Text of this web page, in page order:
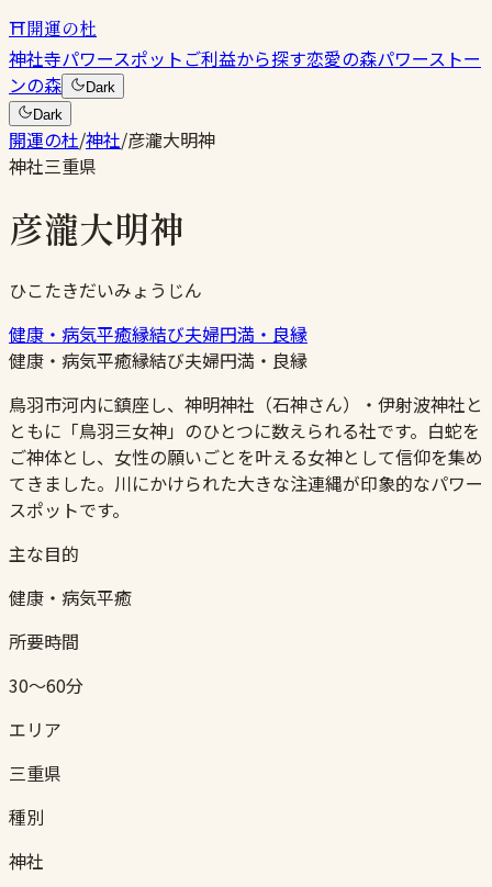
⛩開運の杜
神社寺パワースポットご利益から探す恋愛の森パワーストー
ンの森
Dark
Dark
開運の杜/神社/彦瀧大明神
神社三重県
彦瀧大明神
ひこたきだいみょうじん
健康・病気平癒縁結び夫婦円満・良縁
健康・病気平癒縁結び夫婦円満・良縁
鳥羽市河内に鎮座し、神明神社（石神さん）・伊射波神社と
ともに「鳥羽三女神」のひとつに数えられる社です。白蛇を
ご神体とし、女性の願いごとを叶える女神として信仰を集め
てきました。川にかけられた大きな注連縄が印象的なパワー
スポットです。
主な目的
健康・病気平癒
所要時間
30〜60分
エリア
三重県
種別
神社